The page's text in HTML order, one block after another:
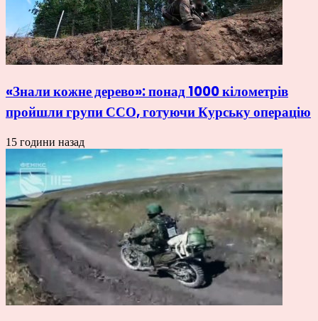
«Знали кожне дерево»: понад 1000 кілометрів
пройшли групи ССО, готуючи Курську операцію
15 години назад